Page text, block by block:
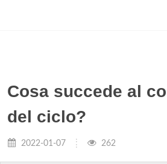
Cosa succede al
del ciclo?
2022-01-07 262